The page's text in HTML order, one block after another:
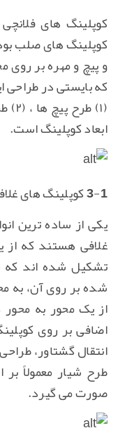
کوپلینگ های
کوپلینگ های صلب
و پیچ و مهره بر
که بایستی در طراحی
ابعاد کوپلینگ است.
3-1 کوپلینگ های غلافی :
یکی از ساده ترین
غلافی هستند که از
تشکیل شده اند که
شده بر روی آن، به
از یک محور به محور
اضافی بر روی
انتقال گشتاور،
طرح شیار معمولاً
صورت می گیرد.